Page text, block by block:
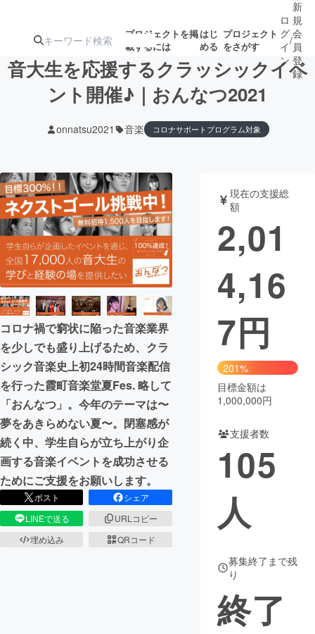
プロジェクトを掲
載するには
はじ
める
プロジェクト
をさがす
ターン
注目の新着プロ
ジェクト
募集終了が近いプ
ロジェクト
もうすぐ公開
されます
アート・写真 音楽
テクノロジー・ガジェット ゲーム・サ
映像・映画
ビジネス・起業
まちづくり・地域活性化
CAMPFIRE for Social Good
CAMPFIRE Creation
CAMPFIREふるさと納税machi-ya コミュニティ
ロ
グ
イ
ン
/
新
規
会
員
登
録
音大生を応援するクラッシックイベ
ント開催♪｜おんなつ2021
onnatsu2021 音楽 コロナサポートプログラム対象
コロナ禍で窮状に陥った音楽業界
を少しでも盛り上げるため、クラ
シック音楽史上初24時間音楽配信
を行った霞町音楽堂夏Fes. 略して
「おんなつ」。今年のテーマは〜
夢をあきらめない夏〜。閉塞感が
続く中、学生自らが立ち上がり企
画する音楽イベントを成功させる
ためにご支援をお願いします。
ポスト
シェア
LINEで送る
URLコピー
埋め込み
QRコード
現在の支援総
額
2,01
4,16
7円
201%
目標金額は
1,000,000円
支援者数
105
人
募集終了まで残
り
終了